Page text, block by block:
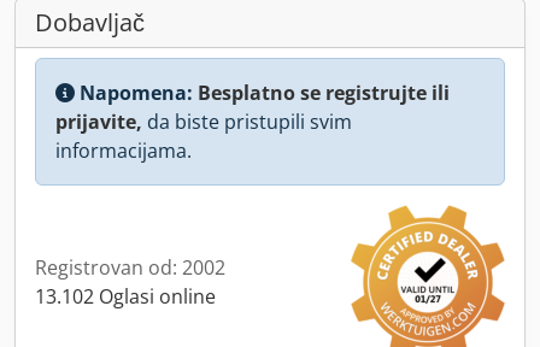
Dobavljač
Napomena: Besplatno se registrujte ili
prijavite, da biste pristupili svim
informacijama.
Registrovan od: 2002
13.102 Oglasi online